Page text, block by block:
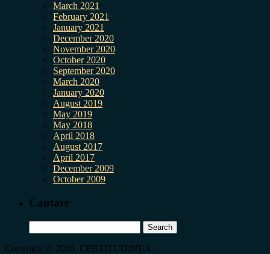
March 2021
February 2021
January 2021
December 2020
November 2020
October 2020
September 2020
March 2020
January 2020
August 2019
May 2019
May 2018
April 2018
August 2017
April 2017
December 2009
October 2009
Cautare
for:
Copyright © 2026, CERTITUDINEA.